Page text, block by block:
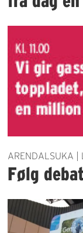
ARENDALSUKA
Følg